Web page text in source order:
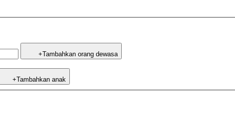
+Tambahkan orang dewasa
+Tambahkan anak